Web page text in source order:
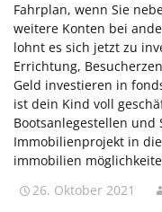
Fahrplan, wenn Sie
weitere Konten bei
lohnt es sich jetzt zu
Errichtung,
Geld investieren in
ist dein Kind voll
Bootsanlegestellen und
Immobilienprojekt in
immobilien
26. Oktober 2021